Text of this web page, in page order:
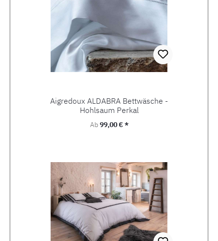
Aigredoux ALDABRA Bettwäsche -
Hohlsaum Perkal
Regulärer Preis:
Ab99,00 € *